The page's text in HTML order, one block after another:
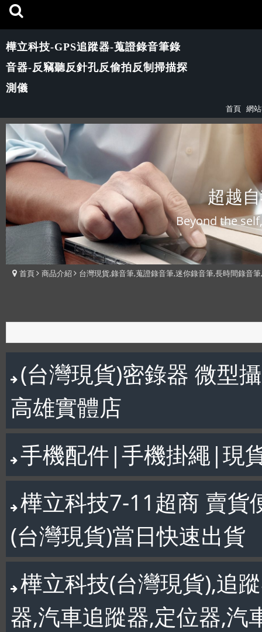
樺立科技-GPS追蹤器-蒐證錄音筆錄
音器-反竊聽反針孔反偷拍反制掃描探
測儀
首頁 網
超越
Beyond the
首頁 商品介紹 台灣現貨,錄音筆,蒐證錄音筆,迷你錄音筆,長時間錄音
(台灣現貨)密錄器 微型
高雄實體店
手機配件|手機掛繩|現
樺立科技7-11超商 賣貨
(台灣現貨)當日快速出貨
樺立科技(台灣現貨),追
器,汽車追蹤器,定位器,汽